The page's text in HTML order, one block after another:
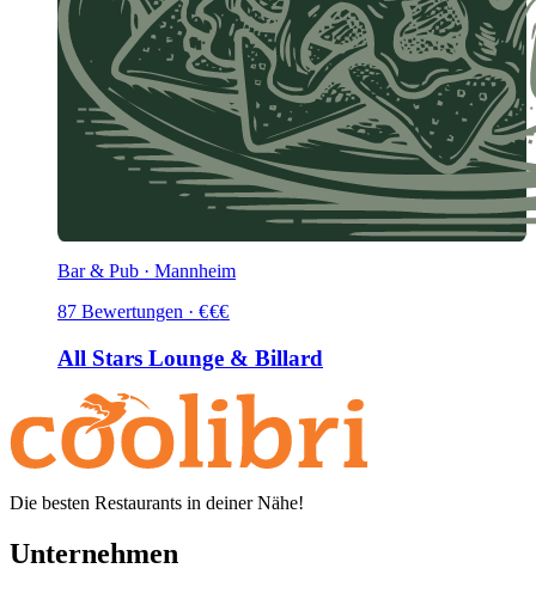
Bar & Pub · Mannheim
87 Bewertungen · €€€
All Stars Lounge & Billard
Die besten Restaurants in deiner Nähe!
Unternehmen